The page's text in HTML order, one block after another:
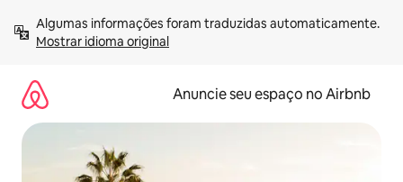
para
Mostrar idioma original
Anuncie seu espaço no Airbnb